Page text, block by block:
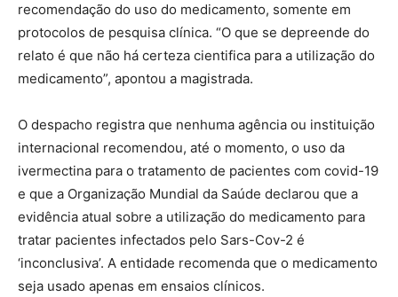
recomendação do uso do medicamento, somente em
protocolos de pesquisa clínica. “O que se depreende do
relato é que não há certeza cientifica para a utilização do
medicamento”, apontou a magistrada.
O despacho registra que nenhuma agência ou instituição
internacional recomendou, até o momento, o uso da
ivermectina para o tratamento de pacientes com covid-19
e que a Organização Mundial da Saúde declarou que a
evidência atual sobre a utilização do medicamento para
tratar pacientes infectados pelo Sars-Cov-2 é
‘inconclusiva’. A entidade recomenda que o medicamento
seja usado apenas em ensaios clínicos.